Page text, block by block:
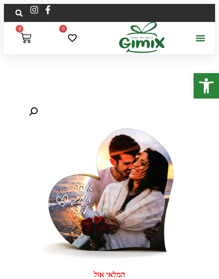
פתח סרגל נגישות
0
0
המלאי אזל